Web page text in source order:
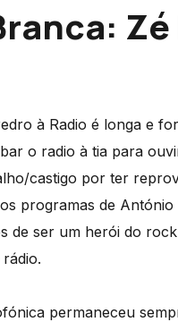
à Radio é longa e
o radio à tia para
castigo por ter
programas de
de ser um herói do
permaneceu